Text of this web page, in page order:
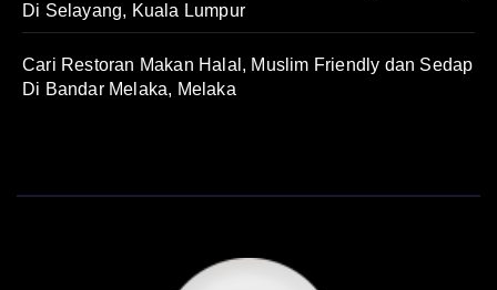
Di Selayang, Kuala Lumpur
Cari Restoran Makan Halal, Muslim Friendly dan Sedap
Di Bandar Melaka, Melaka